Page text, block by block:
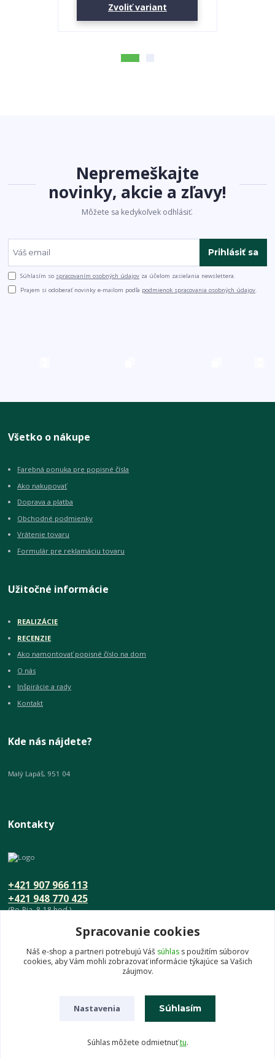
Zvoliť variant
Nepremeškajte
novinky, akcie a zľavy!
Môžete sa kedykoľvek odhlásiť.
Prihlásiť sa
Súhlasím so spracovaním osobných údajov za účelom zasielania newslettera.
Prajem si odoberať novinky e-mailom podľa podmienok spracovania osobných údajov.
Všetko o nákupe
Farebná ponuka pre popisné čísla
Ako nakupovať
Doprava a platba
Obchodné podmienky
Vrátenie tovaru
Formulár pre reklamáciu tovaru
Užitočné informácie
REALIZÁCIE
RECENZIE
Ako namontovať popisné číslo na dom
O nás
Inšpirácie a rady
Kontakt
Kde nás nájdete?
Malý Lapáš, 951 04
Kontakty
+421 948 770 425
+421 907 966 113
(Po-Pia, 8-18 hod.)
info@umeniedomova.sk
Vytvorené na Eshop-rychlo.sk
Spracovanie cookies
Náš e-shop a partneri potrebujú Váš súhlas s použitím súborov
cookies, aby Vám mohli zobrazovať informácie týkajúce sa Vašich
záujmov.
Nastavenia Súhlasím
Súhlas môžete odmietnuťtu.